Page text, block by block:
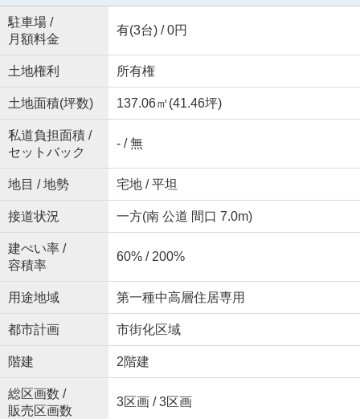
駐車場 /
月額料金
有(3台) / 0円
土地権利 所有権
土地面積(坪数) 137.06㎡(41.46坪)
私道負担面積 /
セットバック
- / 無
地目 / 地勢 宅地 / 平坦
接道状況 一方(南 公道 間口 7.0m)
建ぺい率 /
容積率
60% / 200%
用途地域 第一種中高層住居専用
都市計画 市街化区域
階建 2階建
総区画数 /
販売区画数
3区画 / 3区画